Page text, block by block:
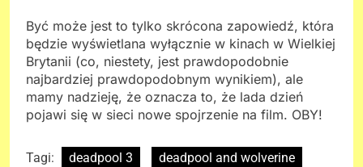
Być może jest to tylko skrócona zapowiedź, która
będzie wyświetlana wyłącznie w kinach w Wielkiej
Brytanii (co, niestety, jest prawdopodobnie
najbardziej prawdopodobnym wynikiem), ale
mamy nadzieję, że oznacza to, że lada dzień
pojawi się w sieci nowe spojrzenie na film. OBY!
Tagi: deadpool 3
deadpool and wolverine